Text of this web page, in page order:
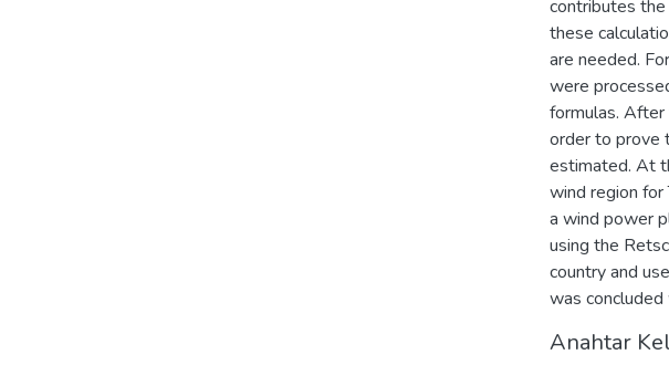
contributes
these
are needed.
were
formulas. After
order to prove
estimated. At
wind region
a wind power
using the
country and
was
Anahtar